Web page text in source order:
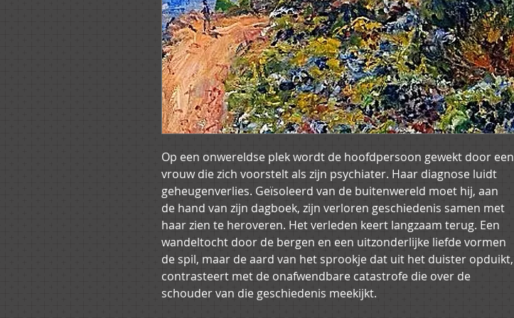
Op een onwereldse plek wordt de hoofdpersoon gewekt door een
vrouw die zich voorstelt als zijn psychiater. Haar diagnose luidt
geheugenverlies. Geïsoleerd van de buitenwereld moet hij, aan
de hand van zijn dagboek, zijn verloren geschiedenis samen met
haar zien te heroveren. Het verleden keert langzaam terug. Een
wandeltocht door de bergen en een uitzonderlijke liefde vormen
de spil, maar de aard van het sprookje dat uit het duister opduikt,
contrasteert met de onafwendbare catastrofe die over de
schouder van die geschiedenis meekijkt.